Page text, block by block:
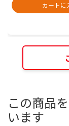
カートに
この商品
います